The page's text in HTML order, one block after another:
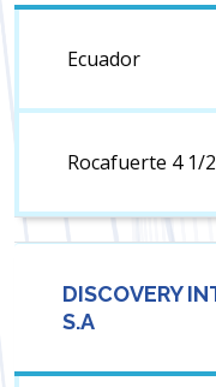
Ecuador
Rocafuerte 4 1/
DISCOVERY
S.A